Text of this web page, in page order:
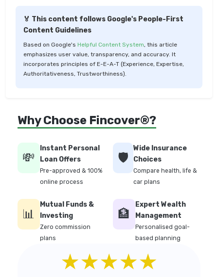
🏅 This content follows Google's People-First
Content Guidelines
Based on Google's Helpful Content System, this article
emphasizes user value, transparency, and accuracy. It
incorporates principles of E-E-A-T (Experience, Expertise,
Authoritativeness, Trustworthiness).
Why Choose Fincover®?
💸
Instant Personal
Loan Offers
Pre-approved & 100%
online process
🛡️
Wide Insurance
Choices
Compare health, life &
car plans
📊
Mutual Funds &
Investing
Zero commission
plans
🏦
Expert Wealth
Management
Personalised goal-
based planning
★★★★★